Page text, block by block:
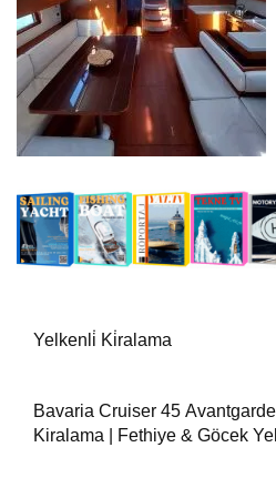
Yelkenli̇ Ki̇ralama
Bavaria Cruiser 45 Avantgarde
Kiralama | Fethiye & Göcek